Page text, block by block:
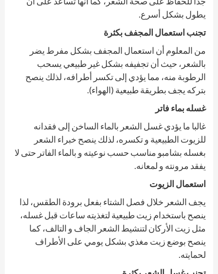
يطول بشكل أسرع.
تجنب استعمال المجفف بكثرة
من المعلوم أن استعمال المجفف بشكل مفرط يضر
بالشعر، حيث أن تجفيفه بشكل غير طبيعي يسحب
الرطوبة منه، مما يؤدي إلى تكسر أطرافه، لذلك ينصح
بتركه يجف بطريقة طبيعية (الهواء).
غسله بماء فاتر
غالبا ما يؤدي غسل الشعر بالماء الساخن إلى فقدانه
للزيوت الطبيعية و تكسره، لذلك ينصح خبراء الشعر
بغسله بشامبو مناسب حسب نوعيته و بالماء الفاتر حتى لا
يفقد مرونته و لمعانه.
استعمال الزيوت
يجف الشعر خلال فصل الشتاء بفعل برودة الطقس، لذا
ينصح باستخدام زيت طبيعية لتغذيته ساعات قبل غسله،
مثل زيت الأركان لتنشيط الشعر الجاف و التالف، كما
ينصح بوضع زيت مغذي بشكل يومي على الأطراف
لحمايته.